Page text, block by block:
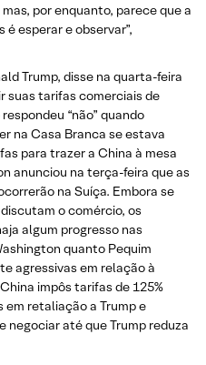
por enquanto, parece que a
esperar e observar”,
Trump, disse na quarta-feira
suas tarifas comerciais de
“não” quando
na Casa Branca se estava
para trazer a China à mesa
anunciou na terça-feira que as
na Suíça. Embora se
o comércio, os
algum progresso nas
quanto Pequim
agressivas em relação à
impôs tarifas de 125%
retaliação a Trump e
negociar até que Trump reduza